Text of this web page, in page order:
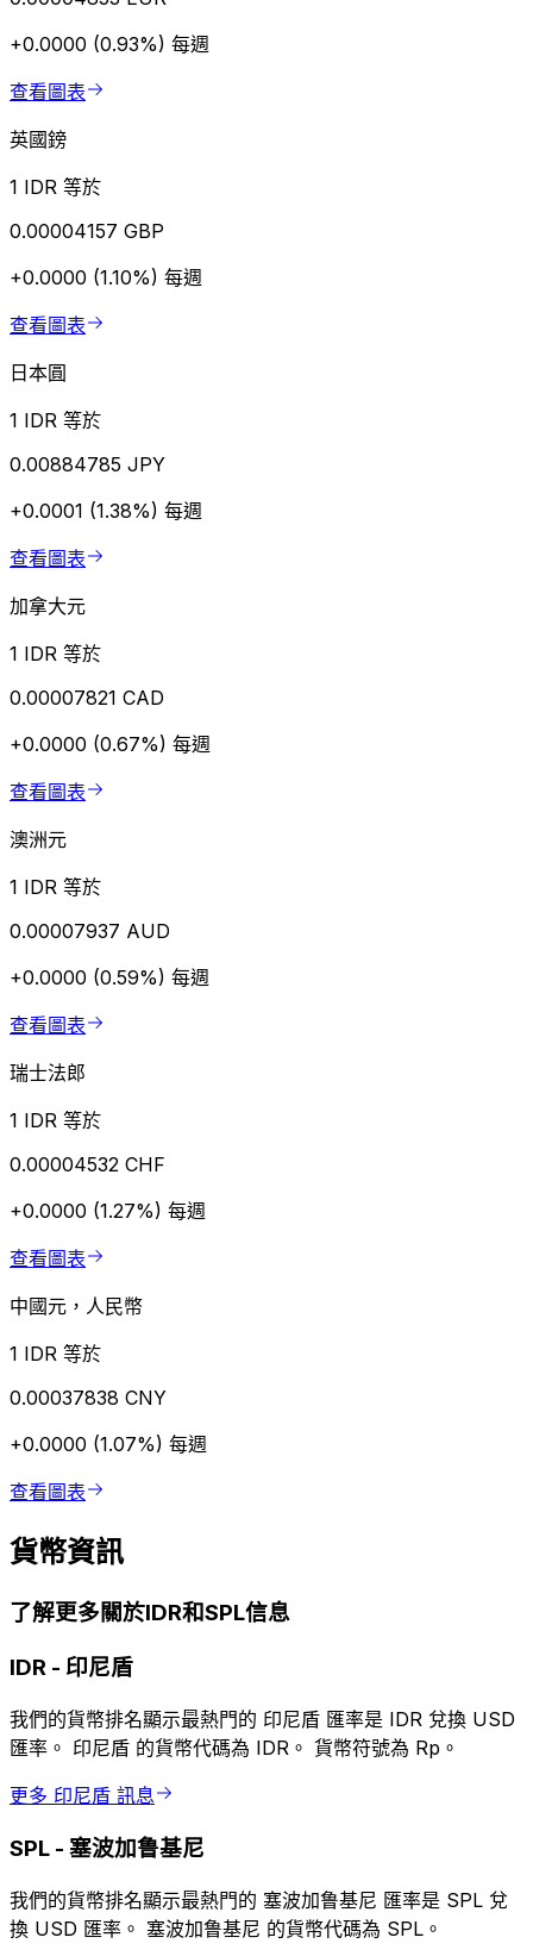
+0.0000 (0.93%) 每週
查看圖表
英國鎊
1 IDR 等於
0.00004157 GBP
+0.0000 (1.10%) 每週
查看圖表
日本圓
1 IDR 等於
0.00884785 JPY
+0.0001 (1.38%) 每週
查看圖表
加拿大元
1 IDR 等於
0.00007821 CAD
+0.0000 (0.67%) 每週
查看圖表
澳洲元
1 IDR 等於
0.00007937 AUD
+0.0000 (0.59%) 每週
查看圖表
瑞士法郎
1 IDR 等於
0.00004532 CHF
+0.0000 (1.27%) 每週
查看圖表
中國元，人民幣
1 IDR 等於
0.00037838 CNY
+0.0000 (1.07%) 每週
查看圖表
貨幣資訊
了解更多關於IDR和SPL信息
IDR - 印尼盾
我們的貨幣排名顯示最熱門的 印尼盾 匯率是 IDR 兌換 USD
匯率。 印尼盾 的貨幣代碼為 IDR。 貨幣符號為 Rp。
更多 印尼盾 訊息
SPL - 塞波加鲁基尼
我們的貨幣排名顯示最熱門的 塞波加鲁基尼 匯率是 SPL 兌
換 USD 匯率。 塞波加鲁基尼 的貨幣代碼為 SPL。